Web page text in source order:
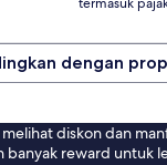
dengan
diskon dan
banyak reward untuk